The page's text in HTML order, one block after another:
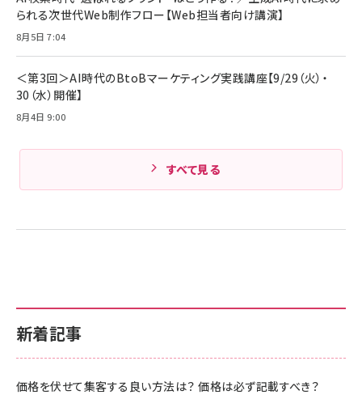
新着記事
価格を伏せて集客する良い方法は？ 価格は必ず記載すべき？
られる次世代Web制作フロー【Web担当者向け講演】
8月5日 7:04
＜第3回＞AI時代のBtoBマーケティング実践講座【9/29（火）・
30（水）開催】
8月4日 9:00
すべて見る